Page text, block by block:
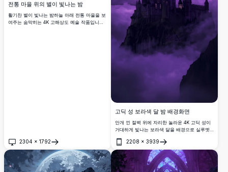
전통 마을 위의 별이 빛나는 밤
활기찬 별이 빛나는 밤하늘 아래 전통 마을을 보
여주는 숨막히는 4K 고해상도 예술 작품입니다.
2304 × 1792
열기
고딕 성 보라색 달 밤 배경화면
안개 낀 절벽 위에 자리한 놀라운 4K 고딕 성이
거대하게 빛나는 보라색 달을 배경으로 실루엣
위를 맴돌고 으스스한 안개가 극적이고 분위기
있는 할로윈 밤하늘을 가로질러 흘러갑니다.
2208 × 3939
열기